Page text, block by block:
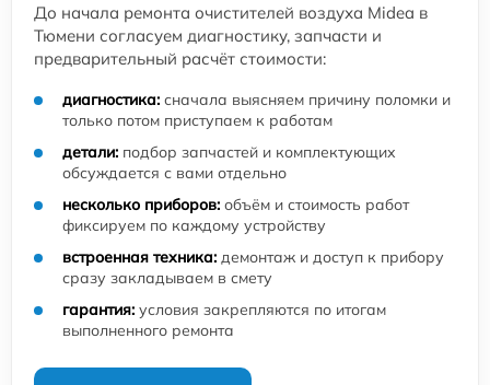
До начала ремонта очистителей воздуха Midea в
Тюмени согласуем диагностику, запчасти и
предварительный расчёт стоимости:
диагностика: сначала выясняем причину поломки и
только потом приступаем к работам
детали: подбор запчастей и комплектующих
обсуждается с вами отдельно
несколько приборов: объём и стоимость работ
фиксируем по каждому устройству
встроенная техника: демонтаж и доступ к прибору
сразу закладываем в смету
гарантия: условия закрепляются по итогам
выполненного ремонта